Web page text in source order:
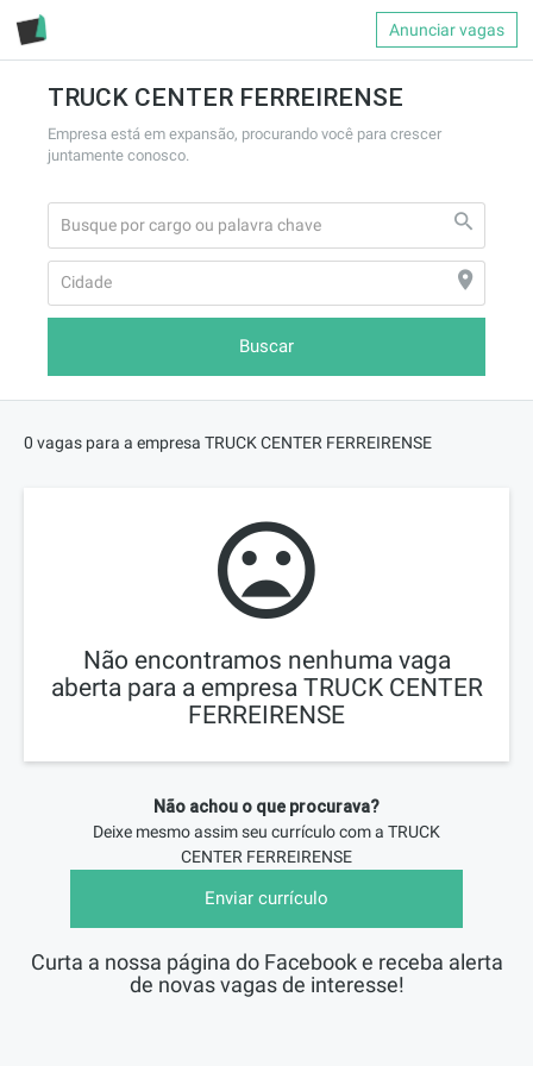
Anunciar vagas
TRUCK CENTER FERREIRENSE
Empresa está em expansão, procurando você para crescer
juntamente conosco.
Buscar
0 vagas para a empresa TRUCK CENTER FERREIRENSE
Não encontramos nenhuma vaga
aberta para a empresa TRUCK CENTER
FERREIRENSE
Não achou o que procurava?
Deixe mesmo assim seu currículo com a TRUCK
CENTER FERREIRENSE
Enviar currículo
Curta a nossa página do Facebook e receba alerta
de novas vagas de interesse!